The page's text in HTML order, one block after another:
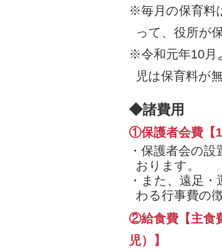
※毎月の保育料
って、役所が
※令和元年10月
児は保育料が
◆諸費用
①保護者会費【
・保護者会の
おります。
・また、遠足
わる行事費の
②給食費【主食
児）】